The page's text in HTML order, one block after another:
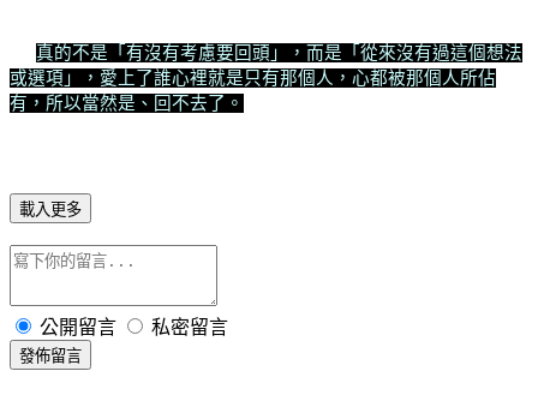
真的不是「有沒有考慮要回頭」，而是「從來沒有過這個想法
或選項」，愛上了誰心裡就是只有那個人，心都被那個人所佔
有，所以當然是、回不去了。
載入更多
公開留言 私密留言
發佈留言